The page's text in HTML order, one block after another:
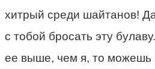
хитрый среди шайтанов!
с тобой бросать эту
ее выше, чем я, то